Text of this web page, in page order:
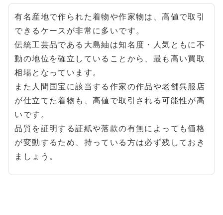
有名産地で作られた着物や作家物は、高値で取引
できるケースが非常に多いです。
伝統工芸品である大島紬は知名度・人気ともに不
動の地位を確立していることから、最も高い買取
相場となっています。
また人間国宝に該当する作家の作品や老舗呉服店
が仕立てた着物も、高値で取引される可能性が高
いです。
品質を証明する証紙や落款の有無によっても価格
が変動するため、持っている方は必ず残しておき
ましょう。